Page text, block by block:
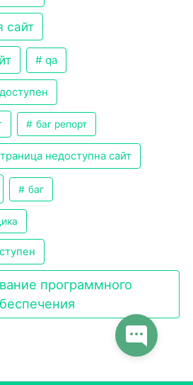
сайт
qa
баг репорт
недоступна сайт
баг
программного